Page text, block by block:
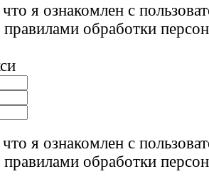
я ознакомлен с
обработки
я ознакомлен с
обработки